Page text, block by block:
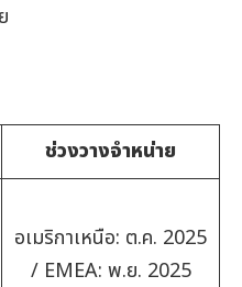
ช่วงวางจำหน่าย
อเมริกาเหนือ: ต.ค. 2025
/ EMEA: พ.ย. 2025